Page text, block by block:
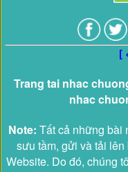
[
Trang tai nhac
nhac
Note: Tất cả những bài
sưu tầm, gửi và tải
Website. Do đó, chúng